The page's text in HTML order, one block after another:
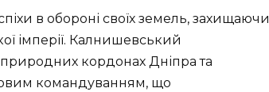
в обороні своїх земель, захищаючи
імперії. Калнишевський
кордонах Дніпра та
командуванням, що